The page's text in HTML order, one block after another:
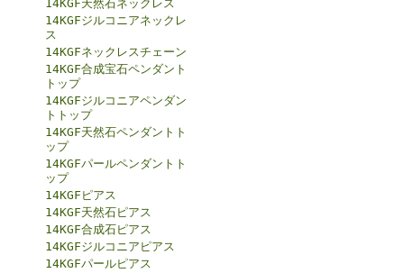
14KGF天然石ネックレス
14KGFジルコニアネックレ
ス
14KGFネックレスチェーン
14KGF合成宝石ペンダント
トップ
14KGFジルコニアペンダン
トトップ
14KGF天然石ペンダントト
ップ
14KGFパールペンダントト
ップ
14KGFピアス
14KGF天然石ピアス
14KGF合成石ピアス
14KGFジルコニアピアス
14KGFパールピアス